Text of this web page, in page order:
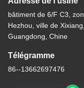
bâtiment de 6/F C3,
Hezhou, ville de
Guangdong, Chine
Télégramme
86--13662697476